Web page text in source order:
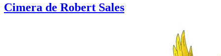
Cimera de Robert Sales